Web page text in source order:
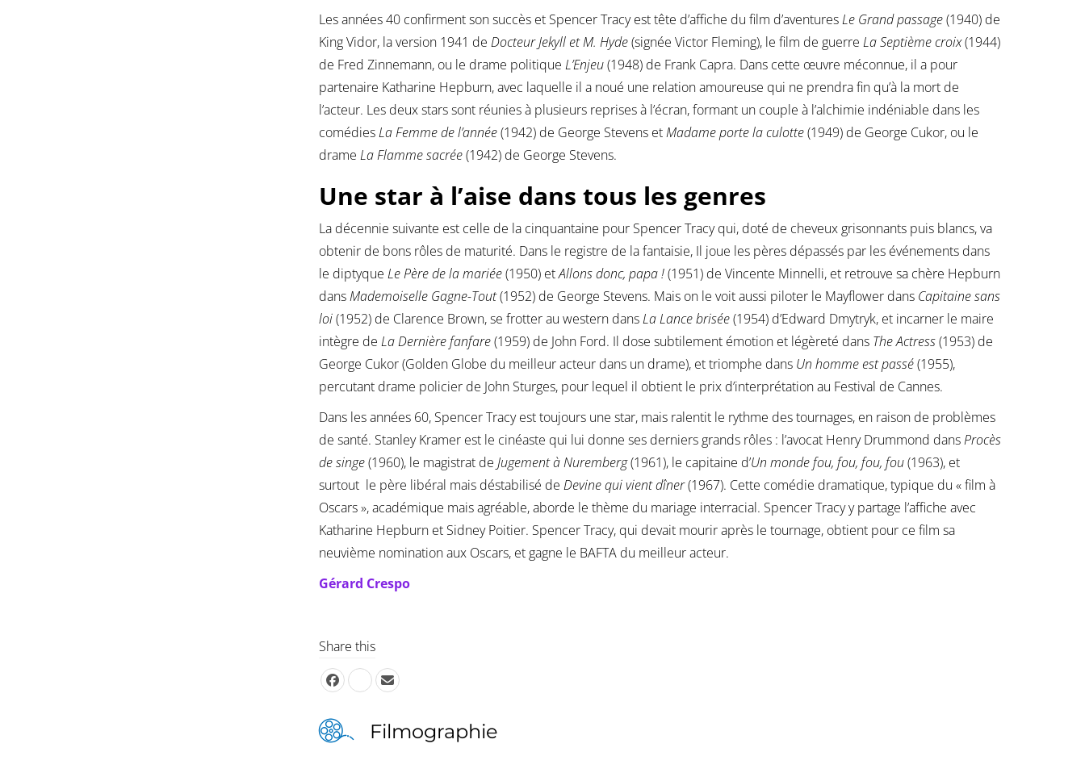
Les années 40 confirment son succès et Spencer Tracy est tête d’affiche du film d’aventuresLe Grand passage(1940) de
King Vidor, la version 1941 de Docteur Jekyll et M. Hyde(signée Victor Fleming), le film de guerre La Septième croix(1944)
de Fred Zinnemann, ou le drame politique L’Enjeu(1948) de Frank Capra. Dans cette œuvre méconnue, il a pour
partenaire Katharine Hepburn, avec laquelle il a noué une relation amoureuse qui ne prendra fin qu’à la mort de
l’acteur. Les deux stars sont réunies à plusieurs reprises à l’écran, formant un couple à l’alchimie indéniable dans les
comédiesLa Femme de l’année(1942) de George Stevens etMadame porte la culotte(1949) de George Cukor, ou le
drame La Flamme sacrée(1942) de George Stevens.
Une star à l’aise dans tous les genres
La décennie suivante est celle de la cinquantaine pour Spencer Tracy qui, doté de cheveux grisonnants puis blancs, va
obtenir de bons rôles de maturité. Dans le registre de la fantaisie, Il joue les pères dépassés par les événements dans
le diptyque Le Père de la mariée(1950) etAllons donc, papa !(1951) de Vincente Minnelli, et retrouve sa chère Hepburn
dansMademoiselle Gagne-Tout(1952) de George Stevens. Mais on le voit aussi piloter le Mayflower dans Capitaine sans
loi(1952) de Clarence Brown, se frotter au western dansLa Lance brisée(1954) d’Edward Dmytryk, et incarner le maire
intègre de La Dernière fanfare(1959) de John Ford. Il dose subtilement émotion et légèreté dans The Actress(1953) de
George Cukor (Golden Globe du meilleur acteur dans un drame), et triomphe dans Un homme est passé(1955),
percutant drame policier de John Sturges, pour lequel il obtient le prix d’interprétation au Festival de Cannes.
Dans les années 60, Spencer Tracy est toujours une star, mais ralentit le rythme des tournages, en raison de problèmes
de santé. Stanley Kramer est le cinéaste qui lui donne ses derniers grands rôles : l’avocat Henry Drummond dansProcès
de singe(1960), le magistrat de Jugement à Nuremberg(1961), le capitaine d’Un monde fou, fou, fou, fou(1963), et
surtout le père libéral mais déstabilisé de Devine qui vient dîner(1967). Cette comédie dramatique, typique du « film à
Oscars », académique mais agréable, aborde le thème du mariage interracial. Spencer Tracy y partage l’affiche avec
Katharine Hepburn et Sidney Poitier. Spencer Tracy, qui devait mourir après le tournage, obtient pour ce film sa
neuvième nomination aux Oscars, et gagne le BAFTA du meilleur acteur.
Gérard Crespo
Share this
Filmographie